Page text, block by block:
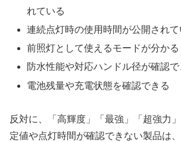
れている
連続点灯時の使用時間が公開されて
前照灯として使えるモードが分かる
防水性能や対応ハンドル径が確認で
電池残量や充電状態を確認できる
反対に、「高輝度」「最強」「超強力
定値や点灯時間が確認できない製品は